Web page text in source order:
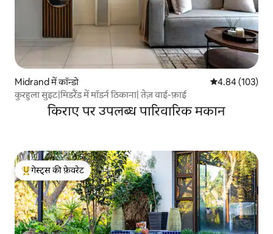
Midrand में कॉन्डो औसत रेटिंग 5 में से
4.84 (103)
कुरहुला सुइट|मिडरैंड में मॉडर्न ठिकाना| तेज़ वाई-फ़ाई
किराए पर उपलब्ध पारिवारिक मकान
गेस्ट्स का टॉप फ़ेवरेट
गेस्ट्स की फ़ेवरेट